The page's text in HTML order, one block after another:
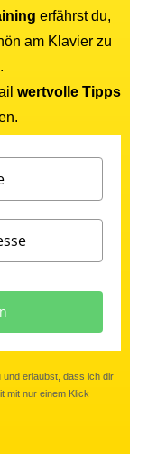
erfährst du,
am Klavier zu
.
wertvolle Tipps
und erlaubst, dass ich dir
mit nur einem Klick